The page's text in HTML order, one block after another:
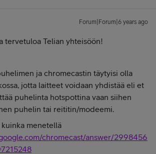
Forum|Forum|6 years ago
tervetuloa Telian yhteisöön!
ja chromecastin täytyisi olla
jotta laitteet voidaan yhdistää eli et
puhelinta hotspottina vaan siihen
puhelin tai reititin/modeemi.
menetellä
chromecast/answer/2998456